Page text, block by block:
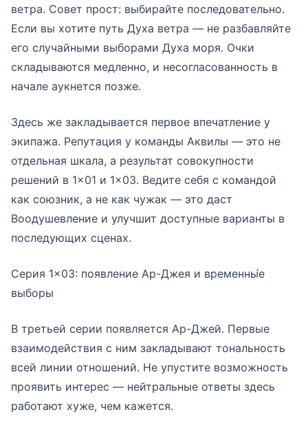
ветра. Совет прост: выбирайте последовательно.
Если вы хотите путь Духа ветра — не разбавляйте
его случайными выборами Духа моря. Очки
складываются медленно, и несогласованность в
начале аукнется позже.
Здесь же закладывается первое впечатление у
экипажа. Репутация у команды Аквилы — это не
отдельная шкала, а результат совокупности
решений в 1×01 и 1×03. Ведите себя с командой
как союзник, а не как чужак — это даст
Воодушевление и улучшит доступные варианты в
последующих сценах.
Серия 1×03: появление Ар-Джея и временны́е
выборы
В третьей серии появляется Ар-Джей. Первые
взаимодействия с ним закладывают тональность
всей линии отношений. Не упустите возможность
проявить интерес — нейтральные ответы здесь
работают хуже, чем кажется.